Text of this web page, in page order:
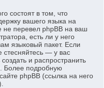
состоят в том, что
вашего языка на
перевел phpBB на ваш
есть ли у него
языковый пакет. Если
стесняйтесь — у вас
и распространить
Более подробную
phpBB (ссылка на него